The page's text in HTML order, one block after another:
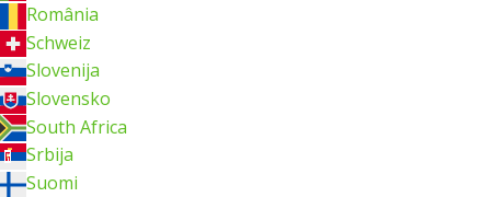
România
Schweiz
Slovenija
Slovensko
South Africa
Srbija
Suomi